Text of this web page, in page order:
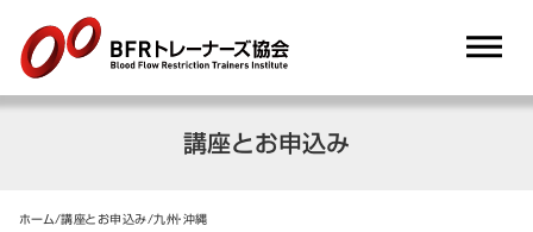
講座とお申込み
ホーム/講座とお申込み/九州・沖縄
dehaze